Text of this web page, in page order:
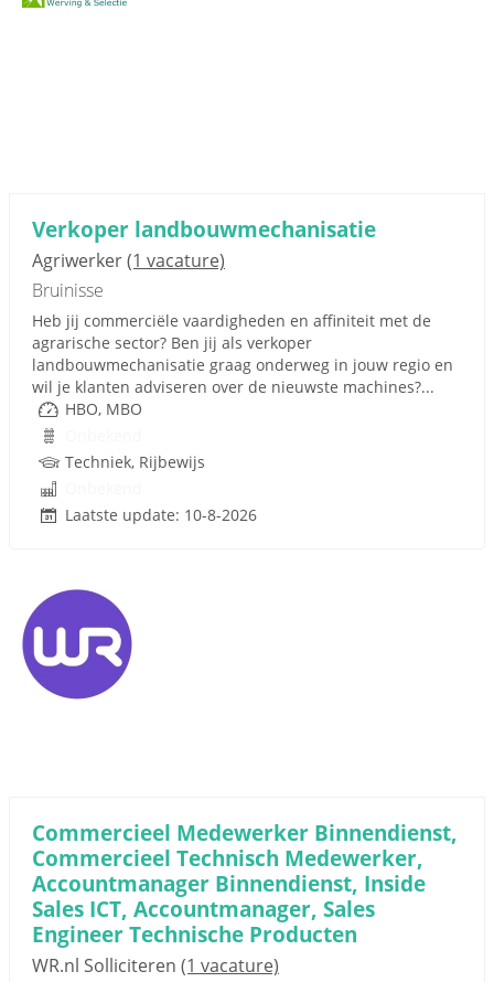
Verkoper landbouwmechanisatie
Agriwerker(1 vacature)
Bruinisse
Heb jij commerciële vaardigheden en affiniteit met de
agrarische sector? Ben jij als verkoper
landbouwmechanisatie graag onderweg in jouw regio en
wil je klanten adviseren over de nieuwste machines?...
HBO, MBO
Techniek, Rijbewijs
Laatste update: 10-8-2026
Commercieel Medewerker Binnendienst,
Commercieel Technisch Medewerker,
Accountmanager Binnendienst, Inside
Sales ICT, Accountmanager, Sales
Engineer Technische Producten
WR.nl Solliciteren (1 vacature)